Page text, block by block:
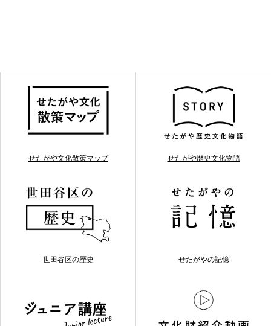
せたがや文化散策マップ せたがや歴史文化物語
世田谷区の歴史 せたがやの記憶